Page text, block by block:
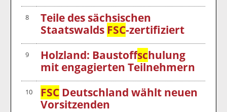
8
Teile des sächsischen
Staatswalds FSC-zertifiziert
9 Holzland: Baustoffschulung
mit engagierten Teilnehmern
10 FSC Deutschland wählt neuen
Vorsitzenden